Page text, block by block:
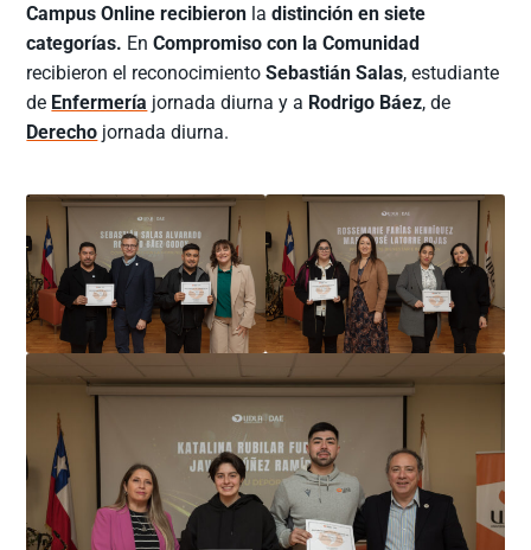
Campus Online recibieron ladistinción en siete
categorías. EnCompromiso con la Comunidad
recibieron el reconocimientoSebastián Salas, estudiante
de Enfermería jornada diurna y a Rodrigo Báez, de
Derecho jornada diurna.